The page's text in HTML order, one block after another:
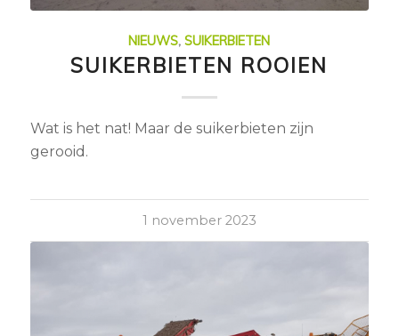
NIEUWS,SUIKERBIETEN
SUIKERBIETEN ROOIEN
Wat is het nat! Maar de suikerbieten zijn
gerooid.
1 november 2023